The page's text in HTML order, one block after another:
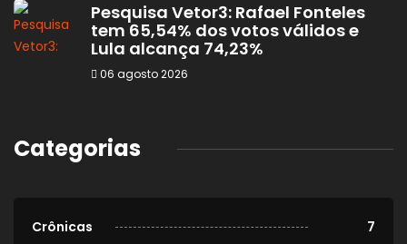
Pesquisa Vetor3: Rafael Fonteles
tem 65,54% dos votos válidos e
Lula alcança 74,23%
06 agosto 2026
Categorias
Crônicas 7